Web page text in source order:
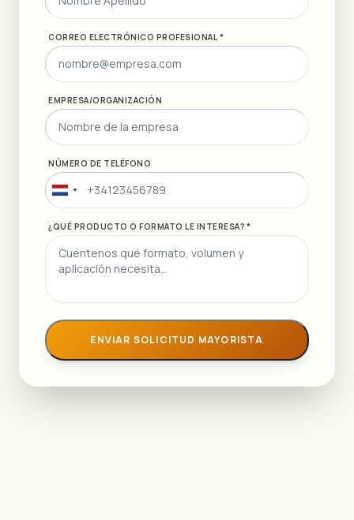
CORREO ELECTRÓNICO PROFESIONAL *
EMPRESA/ORGANIZACIÓN
NÚMERO DE TELÉFONO
Netherlands
+31
¿QUÉ PRODUCTO O FORMATO LE INTERESA? *
ENVIAR SOLICITUD MAYORISTA